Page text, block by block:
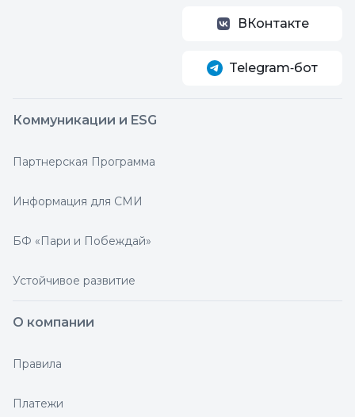
ВКонтакте
Telegram‑бот
Коммуникации и ESG
Партнерская Программа
Информация для СМИ
БФ «Пари и Побеждай»
Устойчивое развитие
О компании
Правила
Платежи